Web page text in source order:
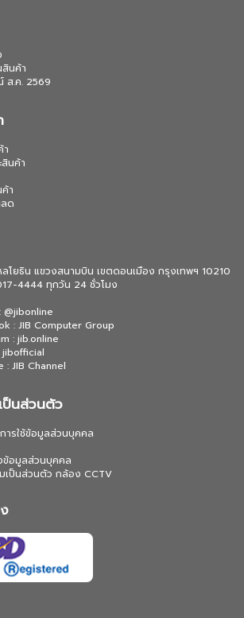
นค้า
ส.ค. 2569
นค้า
า
ด
โยธิน แขวงสนามบิน เขตดอนเมือง กรุงเทพฯ 10210
4444 ทุกวัน 24 ชั่วโมง
@jibonline
: JIB Computer Group
: jib.online
jibofficial
: JIB Channel
ป็นส่วนตัว
ารใช้ข้อมูลส่วนบุคคล
ข้อมูลส่วนบุคคล
เป็นส่วนตัว กล้อง CCTV